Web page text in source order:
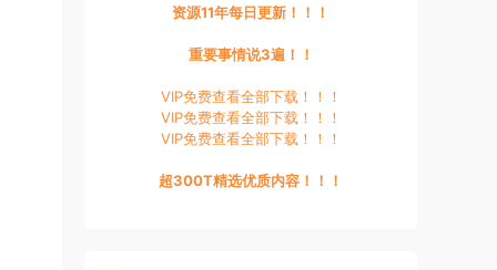
资源11年每日更新！！！
重要事情说3遍！！
VIP免费查看全部下载！！！
VIP免费查看全部下载！！！
VIP免费查看全部下载！！！
超300T精选优质内容！！！